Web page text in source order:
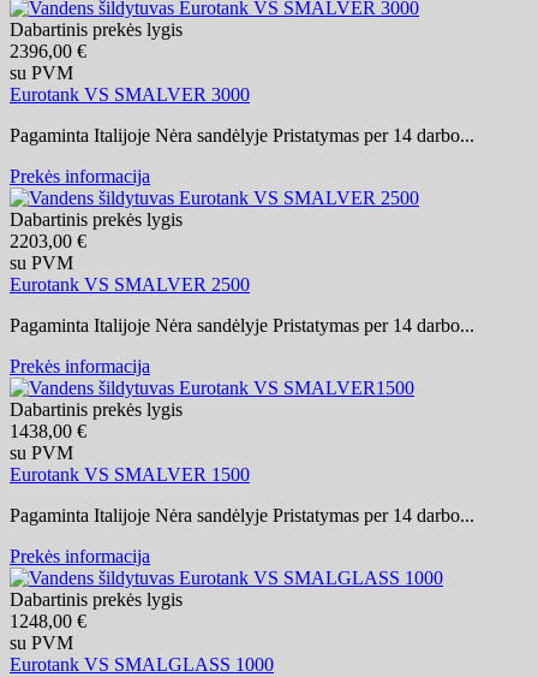
Dabartinis prekės lygis
2396,00 €
su PVM
Eurotank VS SMALVER 3000
Pagaminta Italijoje Nėra sandėlyje Pristatymas per 14 darbo...
Prekės informacija
Dabartinis prekės lygis
2203,00 €
su PVM
Eurotank VS SMALVER 2500
Pagaminta Italijoje Nėra sandėlyje Pristatymas per 14 darbo...
Prekės informacija
Dabartinis prekės lygis
1438,00 €
su PVM
Eurotank VS SMALVER 1500
Pagaminta Italijoje Nėra sandėlyje Pristatymas per 14 darbo...
Prekės informacija
Dabartinis prekės lygis
1248,00 €
su PVM
Eurotank VS SMALGLASS 1000